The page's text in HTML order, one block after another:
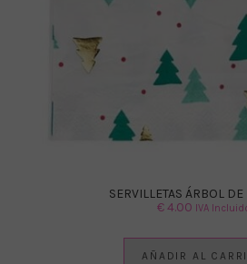
SERVILLETAS ÁRBOL
€4.00 IVA
AÑADIR AL